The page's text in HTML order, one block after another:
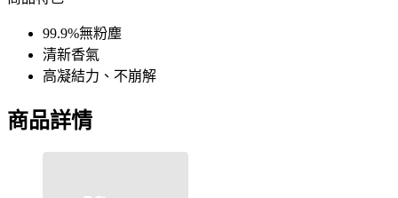
99.9%無粉塵
清新香氣
高凝結力、不崩解
商品詳情